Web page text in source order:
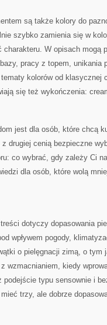
są także kolory do
szybko zamienia się w
charakteru. W opisach mogą
pracy z topem,
kolorów od
się też wykończenia:
jest dla osób, które chcą
z drugiej cenią bezpieczne
co wybrać, gdy zależy Ci
dla osób, które wolą
dotyczy dopasowania
wpływem pogody,
o pielęgnacji zimą, o tym
wzmacnianiem, kiedy
podejście typu sensownie i
trzy, ale dobrze